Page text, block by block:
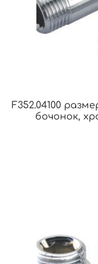
F352.04100
бочонок,